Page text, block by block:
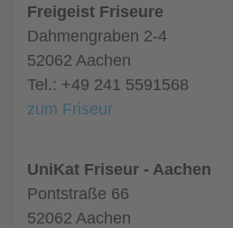
Freigeist Friseure
Dahmengraben 2-4
52062 Aachen
Tel.: +49 241 5591568
zum Friseur
UniKat Friseur - Aachen
Pontstraße 66
52062 Aachen